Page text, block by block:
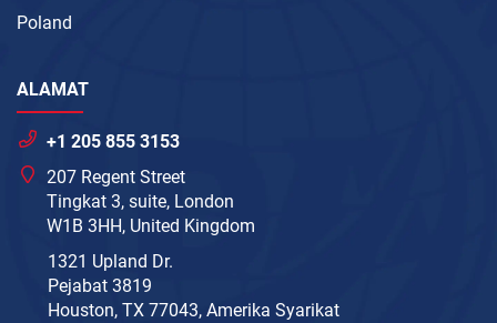
Poland
ALAMAT
+1 205 855 3153
207 Regent Street
Tingkat 3, suite, London
W1B 3HH, United Kingdom
1321 Upland Dr.
Pejabat 3819
Houston, TX 77043, Amerika Syarikat